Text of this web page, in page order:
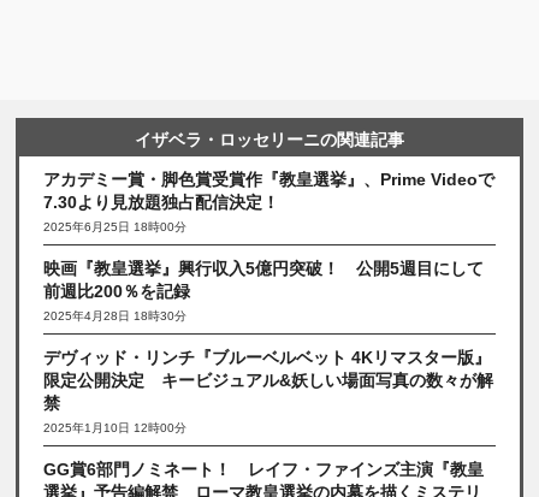
イザベラ・ロッセリーニの関連記事
アカデミー賞・脚色賞受賞作『教皇選挙』、Prime Videoで
7.30より見放題独占配信決定！
2025年6月25日 18時00分
映画『教皇選挙』興行収入5億円突破！ 公開5週目にして
前週比200％を記録
2025年4月28日 18時30分
デヴィッド・リンチ『ブルーベルベット 4Kリマスター版』
限定公開決定 キービジュアル&妖しい場面写真の数々が解
禁
2025年1月10日 12時00分
GG賞6部門ノミネート！ レイフ・ファインズ主演『教皇
選挙』予告編解禁 ローマ教皇選挙の内幕を描くミステリ